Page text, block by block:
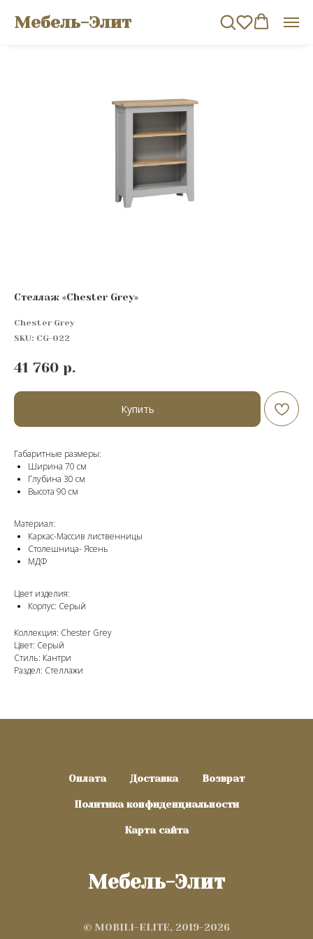
Мебель-Элит
Стеллаж «Chester Grey»
Chester Grey
SKU: CG-022
41 760 р.
Купить
Габаритные размеры:
Ширина 70 см
Глубина 30 см
Высота 90 см
Материал:
Каркас-Массив лиственницы
Cтолешница- Ясень
МДФ
Цвет изделия:
Корпус: Серый
Коллекция: Chester Grey
Цвет: Серый
Стиль: Кантри
Раздел: Стеллажи
Оплата Доставка Возврат
Политика конфиденциальности
Карта сайта
Мебель-Элит
© MOBILI-ELITE, 2019-2026